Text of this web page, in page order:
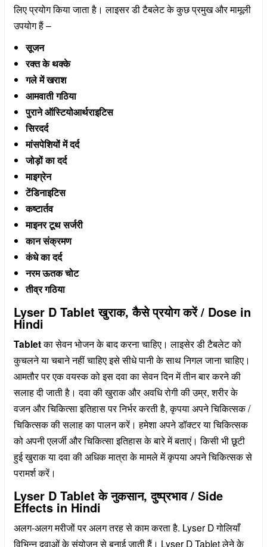
लिए प्रयोग किया जाता है। लाइसर डी टैबलेट के कुछ प्रमुख और मामूली
उपयोग हैं –
सूजन
रक्त के थक्के
गले में खराश
आमवाती गठिया
पुराने ऑस्टियोआर्थराइटिस
सिरदर्द
मांसपेशियों में दर्द
जोड़ों का दर्द
माइग्रेन
टेंडिनाइटिस
कष्टार्तव
माइनर टूथ सर्जरी
कान संक्रमण
कंधे का दर्द
नरम ऊतक चोट
तीव्र गठिया
Lyser D Tablet खुराक, कैसे प्रयोग करें / Dose in
Hindi
Tabletका सेवन भोजन के बाद करना चाहिए। लाइसेर डी टैबलेट को
कुचलने या चबाने नहीं चाहिए इसे सीधे पानी के साथ निगल जाना चाहिए।
आमतौर पर एक वयस्क को इस दवा का सेवन दिन में तीन बार करने की
सलाह दी जाती है। दवा की खुराक और अवधि रोगी की उम्र, शरीर के
वजन और चिकित्सा इतिहास पर निर्भर करती है, कृपया अपने चिकित्सक /
चिकित्सक की सलाह का पालन करें। हमेशा अपने डॉक्टर या चिकित्सक
को अपनी एलर्जी और चिकित्सा इतिहास के बारे में बताएं। किसी भी छूटी
हुई खुराक या दवा की अधिक मात्रा के मामले में कृपया अपने चिकित्सक से
परामर्श करें।
Lyser D Tablet के नुकसान, दुष्प्रभाव / Side
Effects in Hindi
अलग-अलग मरीजों पर अलग तरह से काम करता है. Lyser D गोलियाँ
विभिन्न दवाओं के संयोजन से बनाई जाती हैं। Lyser D Tablet लेने के